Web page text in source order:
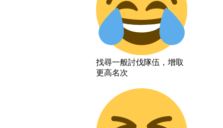
找尋一般討伐隊伍，增取
更高名次